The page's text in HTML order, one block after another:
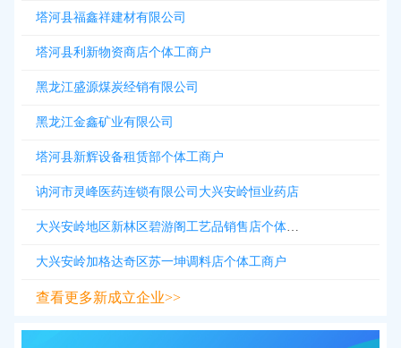
塔河县福鑫祥建材有限公司
塔河县利新物资商店个体工商户
黑龙江盛源煤炭经销有限公司
黑龙江金鑫矿业有限公司
塔河县新辉设备租赁部个体工商户
讷河市灵峰医药连锁有限公司大兴安岭恒业药店
大兴安岭地区新林区碧游阁工艺品销售店个体工商户
大兴安岭加格达奇区苏一坤调料店个体工商户
查看更多新成立企业>>